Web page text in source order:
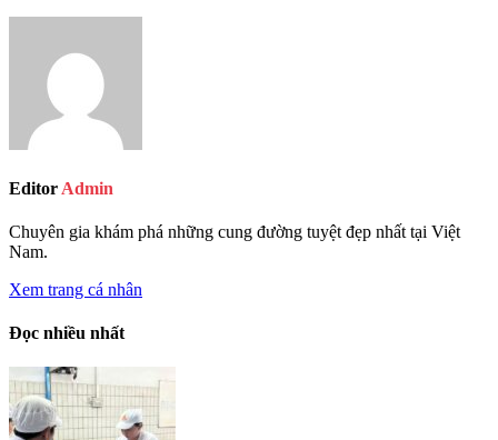
Editor Admin
Chuyên gia khám phá những cung đường tuyệt đẹp nhất tại Việt
Nam.
Xem trang cá nhân
Đọc nhiều nhất